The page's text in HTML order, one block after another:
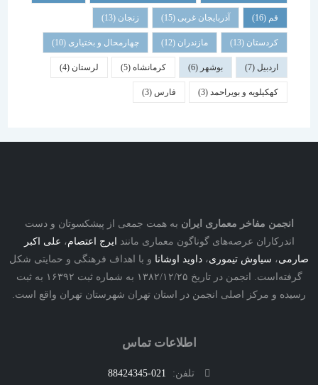
آذربایجان غربی(15) زنجان
کردستان(13) مازندران(12) چهارمحال و بختیاری (10)
بوشهر کرمانشاه(5) لرستان (4)
کهکیلویه و بویراحمد(3) فارس
مفاخر معماری ایرانبه همت جمعی از پیشکسوتان و دست
عرصه‌های گوناگون معماری مانندایرج اعتصام،علی اکبر
،سیاوش تیموری،داوید اوشاناو با اهداف فرهنگی و حمایتی شکل
گرفته‌است. انجمن در تاریخ ۱۳۸۲/۱۲/۲۵ به شماره ثبت ۱۶۳۹۲ به ثبت
و مرکز اصلی انجمن در استان تهران شهرستان تهران واقع است.
اطلاعات تماس
تلفن:
021-88424345